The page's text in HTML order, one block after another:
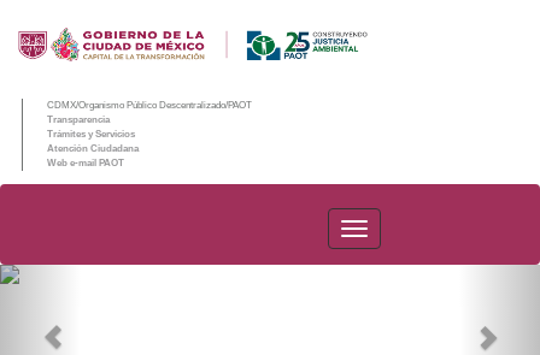
CDMX/Organismo Público Descentralizado/PAOT
Transparencia
Trámites y Servicios
Atención Ciudadana
Web e-mail PAOT
PAOT